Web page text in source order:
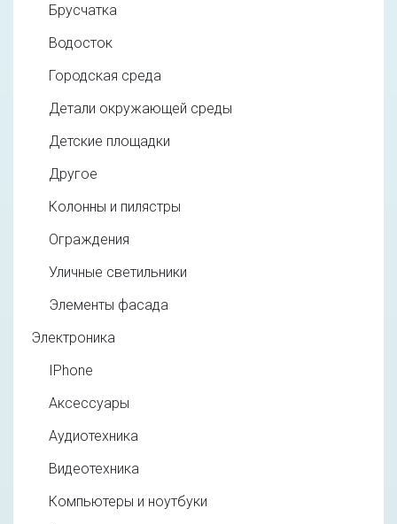
Брусчатка
Водосток
Городская среда
Детали окружающей среды
Детские площадки
Другое
Колонны и пилястры
Ограждения
Уличные светильники
Элементы фасада
Электроника
IPhone
Аксессуары
Аудиотехника
Видеотехника
Компьютеры и ноутбуки